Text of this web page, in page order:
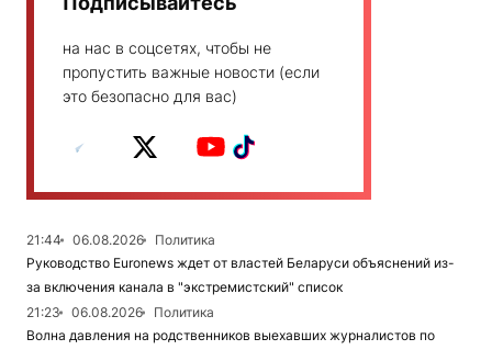
на нас в соцсетях, чтобы не
пропустить важные новости (если
это безопасно для вас)
21:44 06.08.2026
Политика
Руководство Euronews ждет от властей Беларуси объяснений из-
за включения канала в "экстремистский" список
21:23
06.08.2026
Политика
Волна давления на родственников выехавших журналистов по